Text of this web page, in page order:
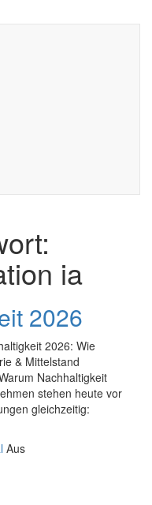
ia
2026
2026: Wie
& Mittelstand
Nachhaltigkeit
stehen heute vor
gleichzeitig:
Aus